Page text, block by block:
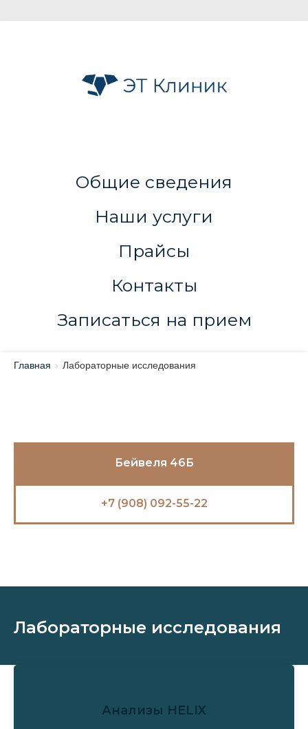
Общие сведения
Наши услуги
Прайсы
Контакты
Записаться на прием
Главная › Лабораторные исследования
Бейвеля 46Б
+7 (908) 092-55-22
Лабораторные исследования
Анализы HELIX